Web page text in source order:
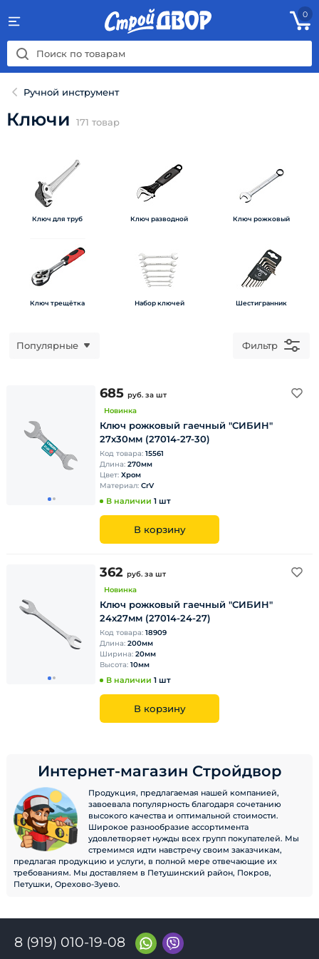
0
Ручной инструмент
Ключи 171 товар
Ключ для труб Ключ разводной Ключ рожковый
Ключ трещётка Набор ключей Шестигранник
Популярные Фильтр
685 руб. за шт
Новинка
Ключ рожковый гаечный "СИБИН"
27х30мм (27014-27-30)
Код товара: 15561
Длина: 270мм
Цвет: Хром
Материал: CrV
В наличии 1 шт
В корзину
362 руб. за шт
Новинка
Ключ рожковый гаечный "СИБИН"
24х27мм (27014-24-27)
Код товара: 18909
Длина: 200мм
Ширина: 20мм
Высота: 10мм
В наличии 1 шт
В корзину
Интернет-магазин Стройдвор
Продукция, предлагаемая нашей компанией,
завоевала популярность благодаря сочетанию
высокого качества и оптимальной стоимости.
Широкое разнообразие ассортимента
удовлетворяет нужды всех групп покупателей. Мы
стремимся идти навстречу своим заказчикам,
предлагая продукцию и услуги, в полной мере отвечающие их
требованиям. Мы доставляем в Петушинский район, Покров,
Петушки, Орехово-Зуево.
8 (919) 010-19-08